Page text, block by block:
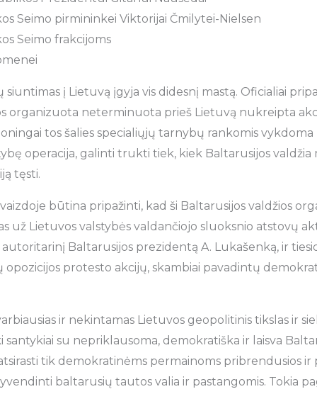
Seimo pirmininkei Viktorijai Čmilytei-Nielsen
Seimo frakcijoms
į Lietuvą įgyja vis didesnį mastą. Oficialiai
organizuota neterminuota prieš Lietuvą nukreipta
tos šalies specialiųjų tarnybų rankomis
operacija, galinti trukti tiek, kiek Baltarusijos valdžia
tęsti.
būtina pripažinti, kad ši Baltarusijos valdžios
už Lietuvos valstybės valdančiojo sluoksnio atstovų
Baltarusijos prezidentą A. Lukašenką, ir
protesto akcijų, skambiai pavadintų
ir nekintamas Lietuvos geopolitinis tikslas ir
su nepriklausoma, demokratiška ir laisva
tik demokratinėms permainoms pribrendusios ir
baltarusių tautos valia ir pastangomis. Tokia